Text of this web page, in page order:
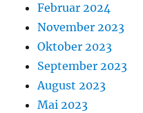
Februar 2024
November 2023
Oktober 2023
September 2023
August 2023
Mai 2023